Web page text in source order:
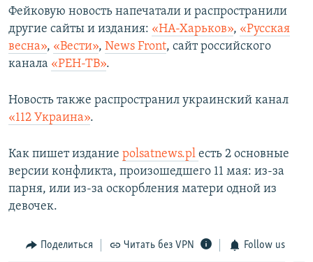
Фейковую новость напечатали и распространили
другие сайты и издания: «НА-Харьков», «Русская
весна», «Вести», News Front, сайт российского
канала «РЕН-ТВ».
Новость также распространил украинский канал
«112 Украина».
Как пишет издание polsatnews.pl есть 2 основные
версии конфликта, произошедшего 11 мая: из-за
парня, или из-за оскорбления матери одной из
девочек.
Поделиться Читать без VPN Follow us